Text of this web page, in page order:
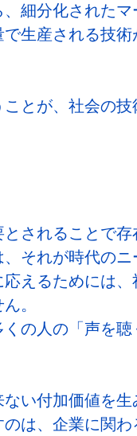
細分化された
生産される技
とが、社会の
されることで存
それが時代の
えるためには
。
の人の「声を聴
い付加価値を
は、企業に関わ